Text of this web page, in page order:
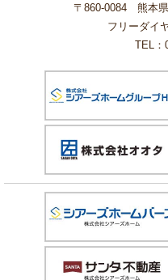
〒860-0084 熊本
フリーダイ
TEL：